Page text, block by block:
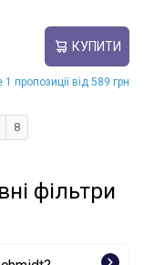
КУПИТИ
1 пропозиції від 589 грн
8
фільтри